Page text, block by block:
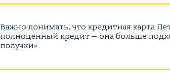
Важно понимать, что кредитная карта
полноценный кредит — она больше
получки».